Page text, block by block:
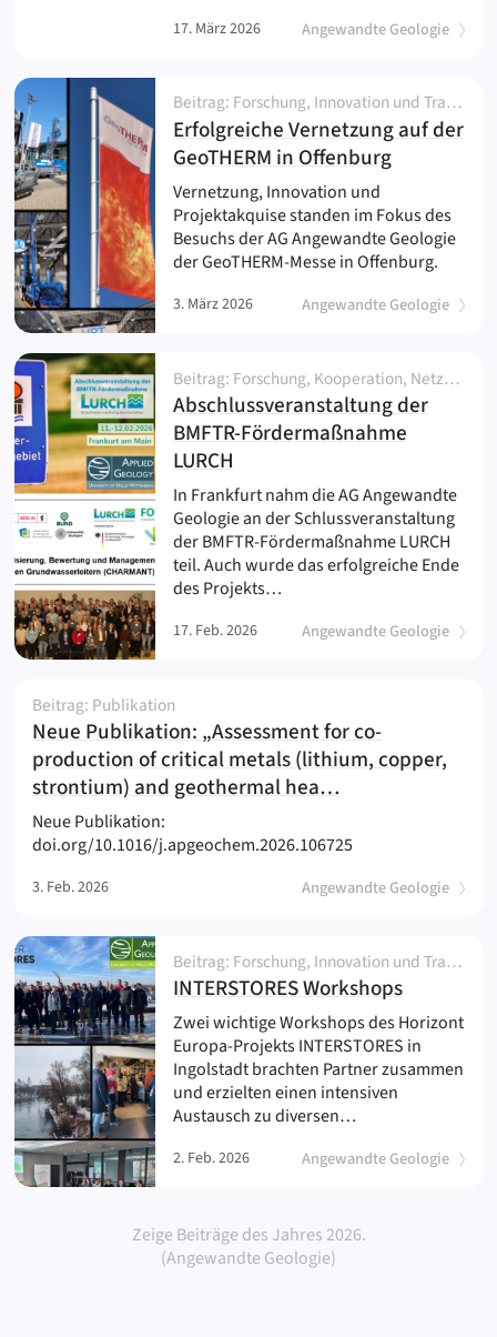
Angewandte Geologie
17. März 2026
Erfolgreiche Vernetzung auf der
GeoTHERM in Offenburg(
Beitrag: Forschung, Innovation und Transfer, Kooperation, Netzwerk und Partnerschaft, News, Projekt, Veranstaltung
Angewandte Geologie
)
Vernetzung, Innovation und
Projektakquise standen im Fokus des
Besuchs der AG Angewandte Geologie
der GeoTHERM-Messe in Offenburg.
3. März 2026
Abschlussveranstaltung der
BMFTR-Fördermaßnahme
LURCH
Beitrag: Forschung, Kooperation, Netzwerk und Partnerschaft, News, Outreach, Projekt, Veranstaltung
Angewandte Geologie
In Frankfurt nahm die AG Angewandte
Geologie an der Schlussveranstaltung
der BMFTR-Fördermaßnahme LURCH
teil. Auch wurde das erfolgreiche Ende
des Projekts…
17. Feb. 2026
Neue Publikation: „Assessment for co-
production of critical metals (lithium, copper,
strontium) and geothermal hea…
Beitrag: Publikation
Angewandte Geologie
Neue Publikation:
doi.org/10.1016/j.apgeochem.2026.106725
3. Feb. 2026
INTERSTORES Workshops(
Beitrag: Forschung, Innovation und Transfer, Kooperation, Netzwerk und Partnerschaft, Projekt, Veranstaltung, Workshop
Angewandte Geologie
)
Zwei wichtige Workshops des Horizont
Europa-Projekts INTERSTORES in
Ingolstadt brachten Partner zusammen
und erzielten einen intensiven
Austausch zu diversen…
2. Feb. 2026
Zeige Beiträge des Jahres 2026.
(Angewandte Geologie)